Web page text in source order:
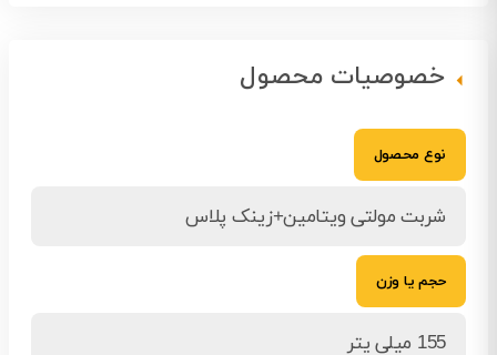
خصوصیات محصول
نوع محصول
شربت مولتی ویتامین+زینک پلاس
حجم یا وزن
155 میلی یتر